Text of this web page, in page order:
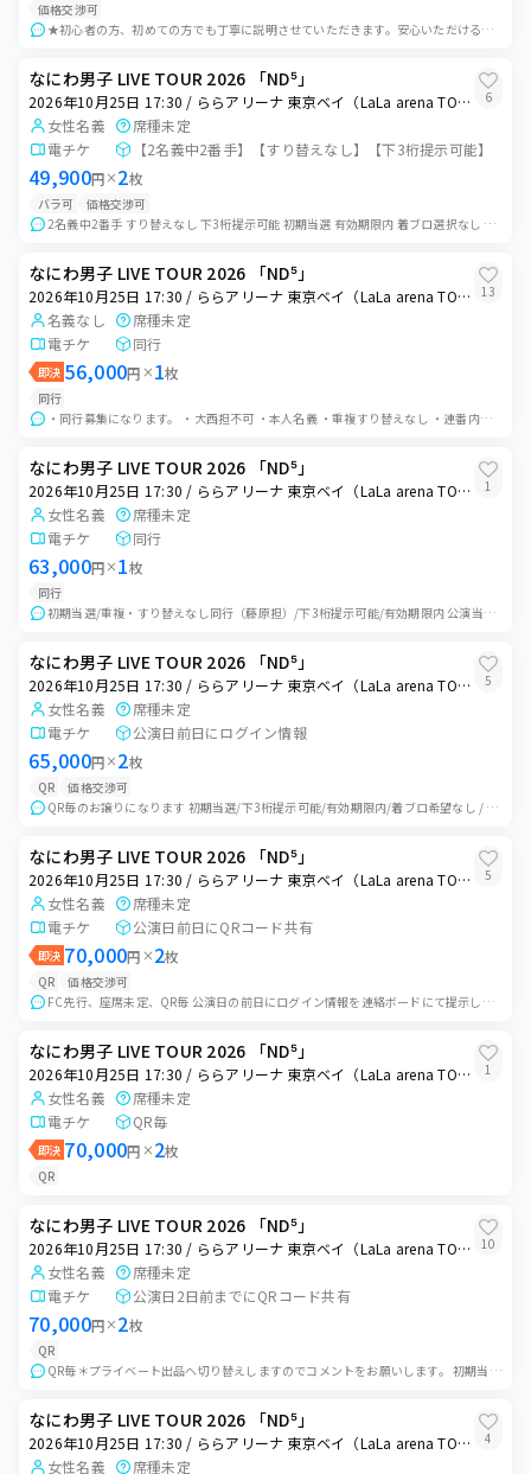
価格交渉可
★初心者の方、初めての方でも丁寧に説明させていただきます。安心いただけるお取引を心がけます。 ★少人数集合（2〜4人予定） 大人数が苦手な方も安心してご...
なにわ男子 LIVE TOUR 2026 「ND⁵」
2026年10月25日 17:30 / ららアリーナ 東京ベイ（LaLa arena TOKYO-BAY） 6
女性名義
席種未定
電チケ
【2名義中2番手】【すり替えなし】【下3桁提示可能】
49,900円 × 2枚
バラ可
価格交渉可
2名義中2番手 すり替えなし 下3桁提示可能 初期当選 有効期限内 着ブロ選択なし ・当日会場付近にてお待ち合わせし、同時入場お願いいたします。 お待ち合...
なにわ男子 LIVE TOUR 2026 「ND⁵」
2026年10月25日 17:30 / ららアリーナ 東京ベイ（LaLa arena TOKYO-BAY） 13
名義なし
席種未定
電チケ
同行
即決 56,000円 × 1枚
同行
・同行募集になります。 ・大西担不可 ・本人名義 ・重複すり替えなし ・連番内の座席選択権はありません。座席に関するクレームは一切受け付けません。 ・チケットが...
なにわ男子 LIVE TOUR 2026 「ND⁵」
2026年10月25日 17:30 / ららアリーナ 東京ベイ（LaLa arena TOKYO-BAY） 1
女性名義
席種未定
電チケ
同行
63,000円 × 1枚
同行
初期当選/重複・すり替えなし同行（藤原担）/下3桁提示可能/有効期限内 公演当日、こちらが指定した時間に会場付近で待ち合わせをし、同時入場していただきます。...
なにわ男子 LIVE TOUR 2026 「ND⁵」
2026年10月25日 17:30 / ららアリーナ 東京ベイ（LaLa arena TOKYO-BAY） 5
女性名義
席種未定
電チケ
公演日前日にログイン情報
65,000円 × 2枚
QR
価格交渉可
QR毎のお譲りになります 初期当選/下3桁提示可能/有効期限内/着ブロ希望なし / 本人確認、システムエラー、ランダムエラー、体調不良、遅延等の買い手様都合で...
なにわ男子 LIVE TOUR 2026 「ND⁵」
2026年10月25日 17:30 / ららアリーナ 東京ベイ（LaLa arena TOKYO-BAY） 5
女性名義
席種未定
電チケ
公演日前日にQRコード共有
即決 70,000円 × 2枚
QR
価格交渉可
FC先行、座席未定、QR毎 公演日の前日にログイン情報を連絡ボードにて提示します。 ご希望であれば会員番号下3桁を事前にお伝えします。 ご自身の端末でログイン...
なにわ男子 LIVE TOUR 2026 「ND⁵」
2026年10月25日 17:30 / ららアリーナ 東京ベイ（LaLa arena TOKYO-BAY） 1
女性名義
席種未定
電チケ
QR毎
即決 70,000円 × 2枚
QR
なにわ男子 LIVE TOUR 2026 「ND⁵」
2026年10月25日 17:30 / ららアリーナ 東京ベイ（LaLa arena TOKYO-BAY） 10
女性名義
席種未定
電チケ
公演日2日前までにQRコード共有
70,000円 × 2枚
QR
QR毎＊プライベート出品へ切り替えしますのでコメントをお願いします。 初期当選/下3桁提示可能/有効期限内/着ブロ希望なし /PayPay払い 本人確認、シス...
なにわ男子 LIVE TOUR 2026 「ND⁵」
2026年10月25日 17:30 / ららアリーナ 東京ベイ（LaLa arena TOKYO-BAY） 4
女性名義 席種未定